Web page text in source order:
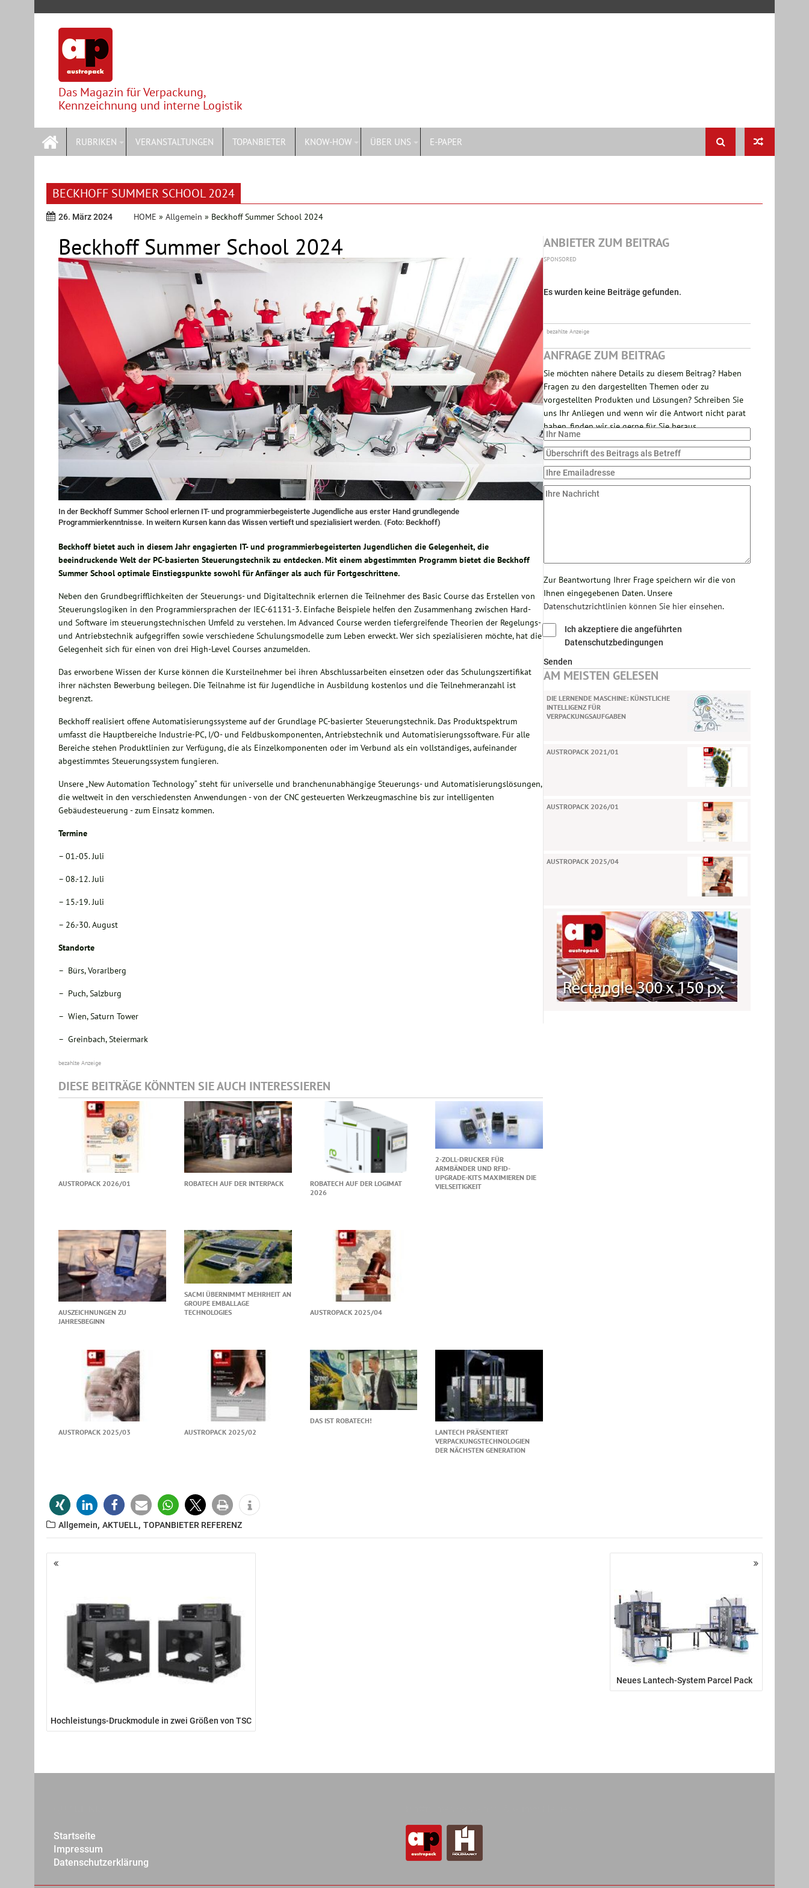
content
Das Magazin für Verpackung,
Kennzeichnung und interne Logistik
RUBRIKEN VERANSTALTUNGEN TOPANBIETER KNOW-HOW ÜBER UNS E-PAPER
BECKHOFF SUMMER SCHOOL 2024
26. März 2024 HOME » Allgemein » Beckhoff Summer School 2024
Beckhoff Summer School 2024
In der Beckhoff Summer School erlernen IT- und programmierbegeisterte Jugendliche aus erster Hand grundlegende
Programmierkenntnisse. In weitern Kursen kann das Wissen vertieft und spezialisiert werden. (Foto: Beckhoff)
Beckhoff bietet auch in diesem Jahr engagierten IT- und programmierbegeisterten Jugendlichen die Gelegenheit, die
beeindruckende Welt der PC-basierten Steuerungstechnik zu entdecken. Mit einem abgestimmten Programm bietet die Beckhoff
Summer School optimale Einstiegspunkte sowohl für Anfänger als auch für Fortgeschrittene.
Neben den Grundbegrifflichkeiten der Steuerungs- und Digitaltechnik erlernen die Teilnehmer des Basic Course das Erstellen von
Steuerungslogiken in den Programmiersprachen der IEC-61131-3. Einfache Beispiele helfen den Zusammenhang zwischen Hard-
und Software im steuerungstechnischen Umfeld zu verstehen. Im Advanced Course werden tiefergreifende Theorien der Regelungs-
und Antriebstechnik aufgegriffen sowie verschiedene Schulungsmodelle zum Leben erweckt. Wer sich spezialisieren möchte, hat die
Gelegenheit sich für einen von drei High-Level Courses anzumelden.
Das erworbene Wissen der Kurse können die Kursteilnehmer bei ihren Abschlussarbeiten einsetzen oder das Schulungszertifikat
ihrer nächsten Bewerbung beilegen. Die Teilnahme ist für Jugendliche in Ausbildung kostenlos und die Teilnehmeranzahl ist
begrenzt.
Beckhoff realisiert offene Automatisierungssysteme auf der Grundlage PC-basierter Steuerungstechnik. Das Produktspektrum
umfasst die Hauptbereiche Industrie-PC, I/O- und Feldbuskomponenten, Antriebstechnik und Automatisierungssoftware. Für alle
Bereiche stehen Produktlinien zur Verfügung, die als Einzelkomponenten oder im Verbund als ein vollständiges, aufeinander
abgestimmtes Steuerungssystem fungieren.
Unsere „New Automation Technology“ steht für universelle und branchenunabhängige Steuerungs- und Automatisierungslösungen,
die weltweit in den verschiedensten Anwendungen - von der CNC gesteuerten Werkzeugmaschine bis zur intelligenten
Gebäudesteuerung - zum Einsatz kommen.
Termine
– 01.-05. Juli
– 08.-12. Juli
– 15.-19. Juli
– 26.-30. August
Standorte
– Bürs, Vorarlberg
– Puch, Salzburg
– Wien, Saturn Tower
– Greinbach, Steiermark
bezahlte Anzeige
DIESE BEITRÄGE KÖNNTEN SIE AUCH INTERESSIEREN
AUSTROPACK 2026/01 ROBATECH AUF DER INTERPACK
ROBATECH AUF DER LOGIMAT
2026
2-ZOLL-DRUCKER FÜR
ARMBÄNDER UND RFID-
UPGRADE-KITS MAXIMIEREN DIE
VIELSEITIGKEIT
AUSZEICHNUNGEN ZU
JAHRESBEGINN
SACMI ÜBERNIMMT MEHRHEIT AN
GROUPE EMBALLAGE
TECHNOLOGIES
AUSTROPACK 2025/04
AUSTROPACK 2025/03 AUSTROPACK 2025/02
DAS IST ROBATECH!
LANTECH PRÄSENTIERT
VERPACKUNGSTECHNOLOGIEN
DER NÄCHSTEN GENERATION
ANBIETER ZUM BEITRAG
SPONSORED
Es wurden keine Beiträge gefunden.
bezahlte Anzeige
ANFRAGE ZUM BEITRAG
Sie möchten nähere Details zu diesem Beitrag? Haben
Fragen zu den dargestellten Themen oder zu
vorgestellten Produkten und Lösungen? Schreiben Sie
uns Ihr Anliegen und wenn wir die Antwort nicht parat
haben, finden wir sie gerne für Sie heraus.
Zur Beantwortung Ihrer Frage speichern wir die von
Ihnen eingegebenen Daten. Unsere
Datenschutzrichtlinien können Sie hier einsehen.
Ich akzeptiere die angeführten
Datenschutzbedingungen
Senden
AM MEISTEN GELESEN
DIE LERNENDE MASCHINE: KÜNSTLICHE
INTELLIGENZ FÜR
VERPACKUNGSAUFGABEN
AUSTROPACK 2021/01
AUSTROPACK 2026/01
AUSTROPACK 2025/04
Allgemein, AKTUELL, TOPANBIETER REFERENZ
Beitragsnavigation
Hochleistungs-Druckmodule in zwei Größen von TSC
Neues Lantech-System Parcel Pack
Startseite
Impressum
Datenschutzerklärung